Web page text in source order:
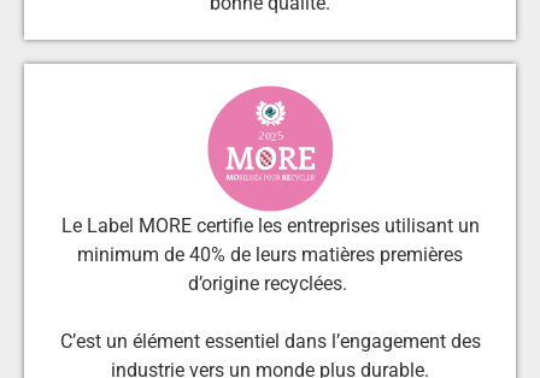
Le Label MORE certifie les entreprises utilisant un
minimum de 40% de leurs matières premières
d’origine recyclées.
C’est un élément essentiel dans l’engagement des
industrie vers un monde plus durable.